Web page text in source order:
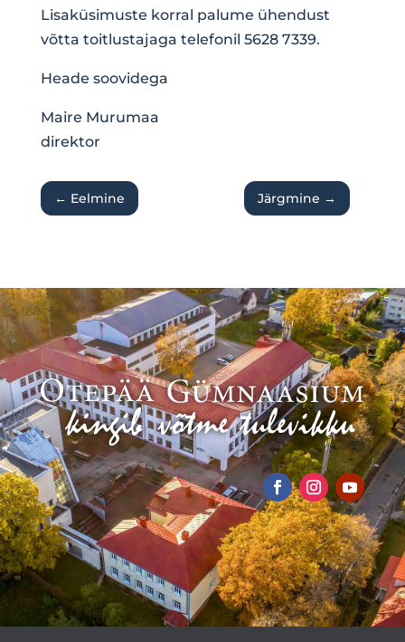
Lisaküsimuste korral palume ühendust
võtta toitlustajaga telefonil 5628 7339.
Heade soovidega
Maire Murumaa
direktor
← Eelmine Järgmine →